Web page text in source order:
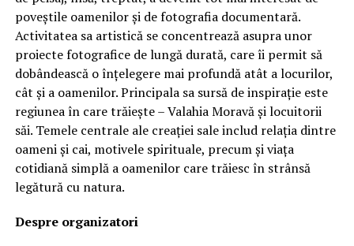
poveștile oamenilor și de fotografia documentară.
Activitatea sa artistică se concentrează asupra unor
proiecte fotografice de lungă durată, care îi permit să
dobândească o înțelegere mai profundă atât a locurilor,
cât și a oamenilor. Principala sa sursă de inspirație este
regiunea în care trăiește – Valahia Moravă și locuitorii
săi. Temele centrale ale creației sale includ relația dintre
oameni și cai, motivele spirituale, precum și viața
cotidiană simplă a oamenilor care trăiesc în strânsă
legătură cu natura.
Despre organizatori